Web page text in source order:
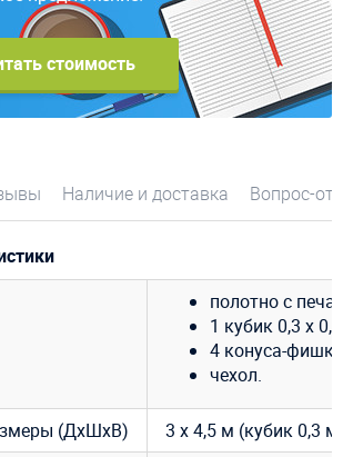
стоимость
Наличие и доставка Вопрос-
полотно с
1 кубик 0,3 х
4 конуса-
чехол.
(ДхШхВ)
3 х 4,5 м (кубик 0,3